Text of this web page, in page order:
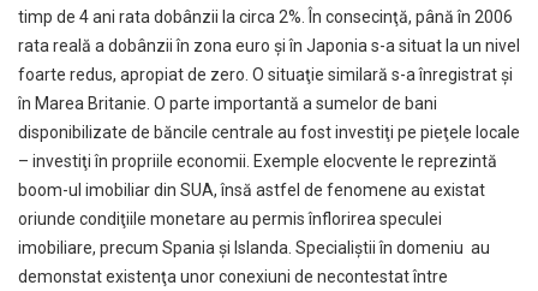
timp de 4 ani rata dobânzii la circa 2%. În consecinţă, până în 2006
rata reală a dobânzii în zona euro şi în Japonia s-a situat la un nivel
foarte redus, apropiat de zero. O situaţie similară s-a înregistrat şi
în Marea Britanie. O parte importantă a sumelor de bani
disponibilizate de băncile centrale au fost investiţi pe pieţele locale
– investiţi în propriile economii. Exemple elocvente le reprezintă
boom-ul imobiliar din SUA, însă astfel de fenomene au existat
oriunde condiţiile monetare au permis înflorirea speculei
imobiliare, precum Spania şi Islanda. Specialiştii în domeniu au
demonstat existenţa unor conexiuni de necontestat între